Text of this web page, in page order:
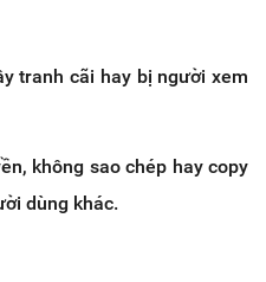
tranh cãi hay bị người xem
không sao chép hay copy
dùng khác.​​​​​​